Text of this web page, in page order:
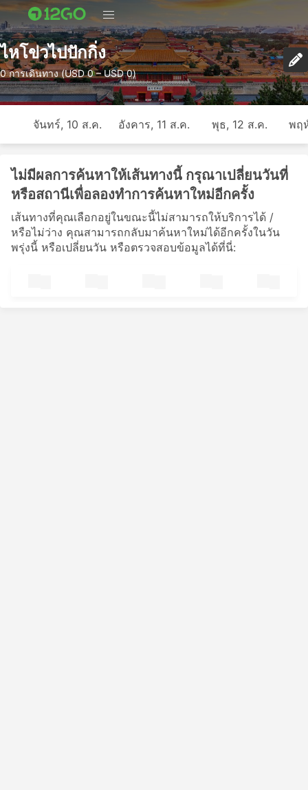
ไหโข่วไปปักกิ่ง
0 การเดินทาง (USD 0 – USD 0)
จันทร์, 10 ส.ค. อังคาร, 11 ส.ค. พุธ, 12 ส.ค. พฤ
ไม่มีผลการค้นหาให้เส้นทางนี้ กรุณาเปลี่ยนวันที่
หรือสถานีเพื่อลองทำการค้นหาใหม่อีกครั้ง
เส้นทางที่คุณเลือกอยู่ในขณะนี้ไม่สามารถให้บริการได้ /
หรือไม่ว่าง คุณสามารถกลับมาค้นหาใหม่ได้อีกครั้งในวัน
พรุ่งนี้ หรือเปลี่ยนวัน หรือตรวจสอบข้อมูลได้ที่นี่: